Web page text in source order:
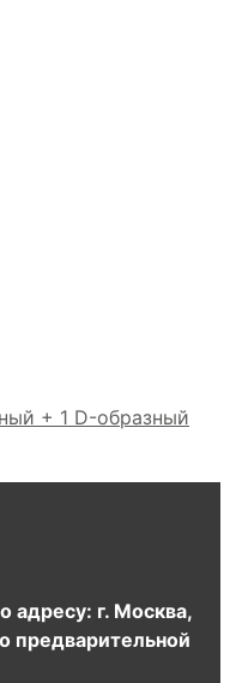
+ 1 D-образный
адресу: г. Москва,
предварительной